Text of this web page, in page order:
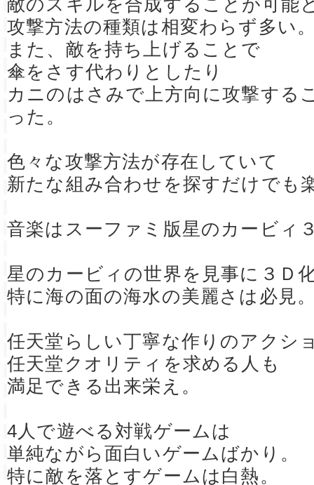
攻撃方法の種類は相変わらず多い
また、敵を持ち上げることで
傘をさす代わりとしたり
カニのはさみで上方向に攻撃する
った。
色々な攻撃方法が存在していて
新たな組み合わせを探すだけでも
音楽はスーファミ版星のカービィ
星のカービィの世界を見事に３Ｄ
特に海の面の海水の美麗さは必見
任天堂らしい丁寧な作りのアクシ
任天堂クオリティを求める人も
満足できる出来栄え。
4人で遊べる対戦ゲームは
単純ながら面白いゲームばかり。
特に敵を落とすゲームは白熱。